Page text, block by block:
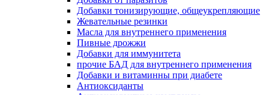
Добавки тонизирующие, общеукрепляющие
Жевательные резинки
Масла для внутреннего применения
Пивные дрожжи
Добавки для иммунитета
прочие БАД для внутреннего применения
Добавки и витаминны при диабете
Антиоксиданты